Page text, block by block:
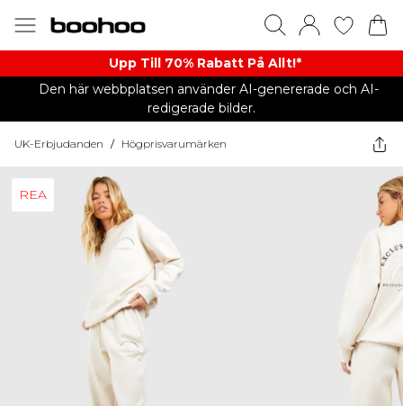
Upp Till 70% Rabatt På Allt!*
Den här webbplatsen använder AI-genererade och AI-
redigerade bilder.
UK-Erbjudanden / Högprisvarumärken
REA